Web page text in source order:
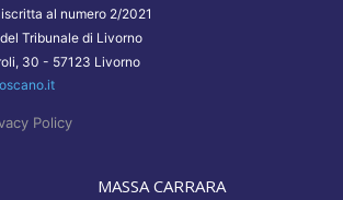
al numero 2/2021
Tribunale di Livorno
30 - 57123 Livorno
Policy
MASSA CARRARA